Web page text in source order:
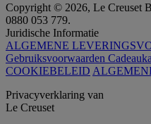
Copyright © 2026, Le Creuset
0880 053 779.
Juridische Informatie
ALGEMENE
Gebruiksvoorwaarden
COOKIEBELEID
Privacyverklaring van
Le Creuset